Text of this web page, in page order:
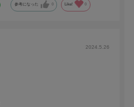
参考になった 0 Like! 0
2024.5.26